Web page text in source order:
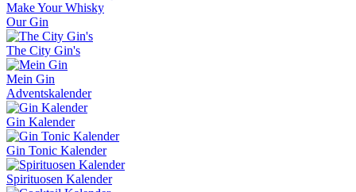
Make Your Whisky
Our Gin
The City Gin's
Mein Gin
Adventskalender
Gin Kalender
Gin Tonic Kalender
Spirituosen Kalender